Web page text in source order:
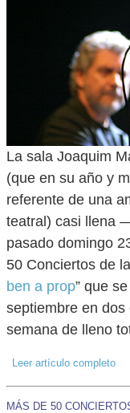
La sala Joaquim
(que en su año y
referente de una
teatral) casi llena
pasado domingo
50 Conciertos de
ben a prop” que
septiembre en
semana de lleno
Leer artículo completo
MÁS DE 50